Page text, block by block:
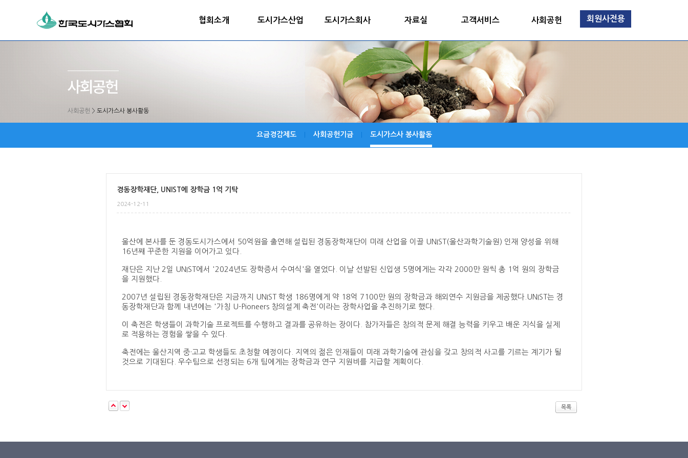
협회소개 도시가스산업 도시가스회사 자료실 고객서비스 사회공헌 회원사전용
사회공헌 > 도시가스사 봉사활동
요금경감제도 사회공헌기금 도시가스사 봉사활동
경동장학재단, UNIST에 장학금 1억 기탁
2024-12-11
울산에 본사를 둔 경동도시가스에서 50억원을 출연해 설립된 경동장학재단이 미래 산업을 이끌 UNIST(울산과학기술원) 인재 양성을 위해
16년째 꾸준한 지원을 이어가고 있다.
재단은 지난 2일 UNIST에서 '2024년도 장학증서 수여식'을 열었다. 이날 선발된 신입생 5명에게는 각각 2000만 원씩 총 1억 원의 장학금
을 지원했다.
2007년 설립된 경동장학재단은 지금까지 UNIST 학생 186명에게 약 18억 7100만 원의 장학금과 해외연수 지원금을 제공했다.UNIST는 경
동장학재단과 함께 내년에는 '가칭 U-Pioneers 창의설계 축전'이라는 장학사업을 추진하기로 했다.
이 축전은 학생들이 과학기술 프로젝트를 수행하고 결과를 공유하는 장이다. 참가자들은 창의적 문제 해결 능력을 키우고 배운 지식을 실제
로 적용하는 경험을 쌓을 수 있다.
축전에는 울산지역 중·고교 학생들도 초청할 예정이다. 지역의 젊은 인재들이 미래 과학기술에 관심을 갖고 창의적 사고를 기르는 계기가 될
것으로 기대된다. 우수팀으로 선정되는 6개 팀에게는 장학금과 연구 지원비를 지급할 계획이다.
목록